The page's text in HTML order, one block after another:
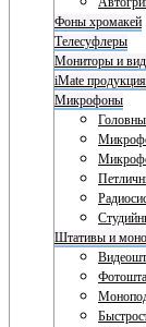
Фоны хромакей
Телесуфлеры
Мониторы и
iMate продукция
Микрофоны
Штативы и